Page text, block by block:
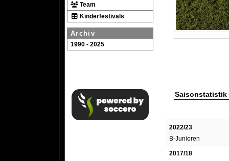
Team
Kinderfestivals
Archiv
1990 - 2025
Saisonstatistik
2022/23
B-Junioren
2017/18